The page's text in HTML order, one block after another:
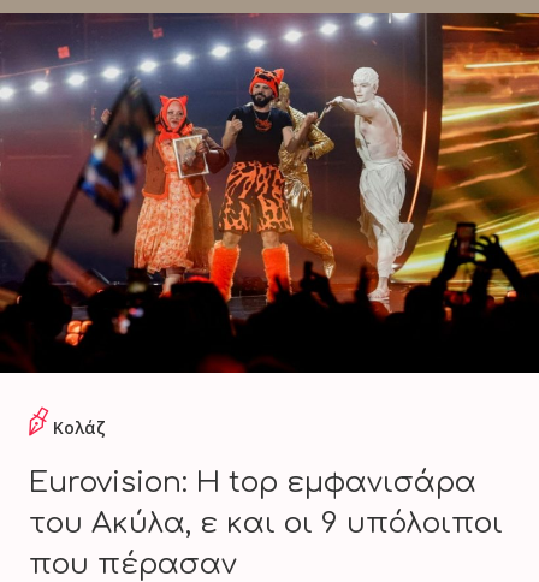
Κολάζ
Eurovision: Η top εμφανισάρα
του Ακύλα, ε και οι 9 υπόλοιποι
που πέρασαν